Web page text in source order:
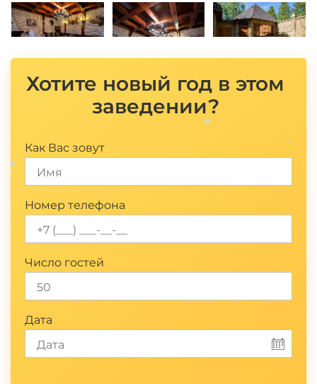
Хотите новый год в этом
заведении?
Как Вас зовут
Номер телефона
Число гостей
Дата
*